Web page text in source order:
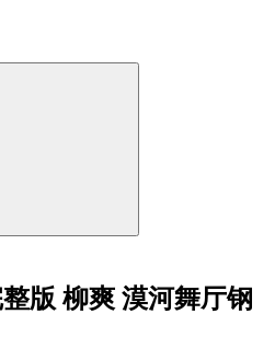
版 柳爽 漠河舞厅钢